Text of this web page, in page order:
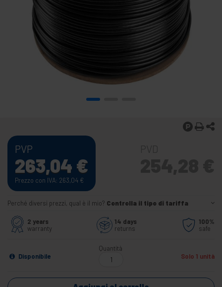
PVP
263,04 €
Prezzo con IVA: 263,04 €
Perché diversi prezzi, qual è il mio? Controlla il tipo di tariffa
2 years
warranty
14 days
returns
100%
safe
Disponibile
Quantità
Solo 1 unità